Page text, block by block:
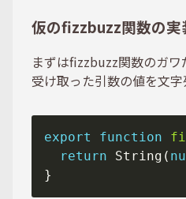
仮のfizzbuzz関数の実
まずはfizzbuzz関数のガワ
受け取った引数の値を文
export function
return String(